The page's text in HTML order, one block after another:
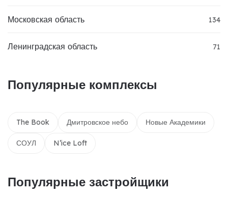
Московская область 134
Ленинградская область 71
Популярные комплексы
The Book Дмитровское небо Новые Академики
СОУЛ N’ice Loft
Популярные застройщики